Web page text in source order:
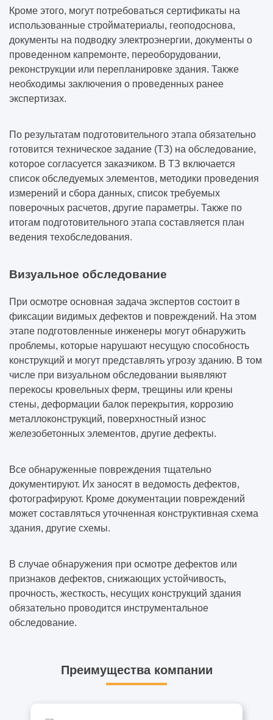
Кроме этого, могут потребоваться сертификаты на
использованные стройматериалы, геоподоснова,
документы на подводку электроэнергии, документы о
проведенном капремонте, переоборудовании,
реконструкции или перепланировке здания. Также
необходимы заключения о проведенных ранее
экспертизах.
По результатам подготовительного этапа обязательно
готовится техническое задание (ТЗ) на обследование,
которое согласуется заказчиком. В ТЗ включается
список обследуемых элементов, методики проведения
измерений и сбора данных, список требуемых
поверочных расчетов, другие параметры. Также по
итогам подготовительного этапа составляется план
ведения техобследования.
Визуальное обследование
При осмотре основная задача экспертов состоит в
фиксации видимых дефектов и повреждений. На этом
этапе подготовленные инженеры могут обнаружить
проблемы, которые нарушают несущую способность
конструкций и могут представлять угрозу зданию. В том
числе при визуальном обследовании выявляют
перекосы кровельных ферм, трещины или крены
стены, деформации балок перекрытия, коррозию
металлоконструкций, поверхностный износ
железобетонных элементов, другие дефекты.
Все обнаруженные повреждения тщательно
документируют. Их заносят в ведомость дефектов,
фотографируют. Кроме документации повреждений
может составляться уточненная конструктивная схема
здания, другие схемы.
В случае обнаружения при осмотре дефектов или
признаков дефектов, снижающих устойчивость,
прочность, жесткость, несущих конструкций здания
обязательно проводится инструментальное
обследование.
Преимущества компании